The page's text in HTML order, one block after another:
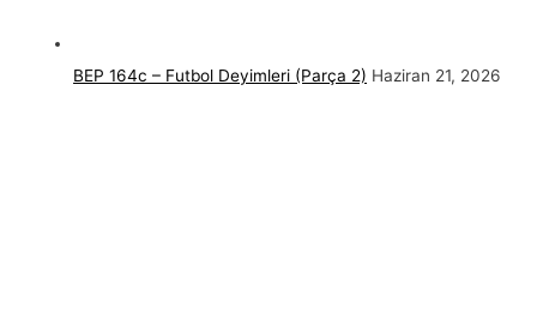
BEP 164c – Futbol Deyimleri (Parça 2) Haziran 21, 2026